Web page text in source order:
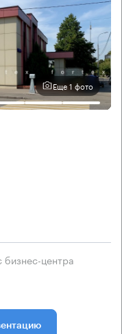
Еще 1 фото
бизнес-центра